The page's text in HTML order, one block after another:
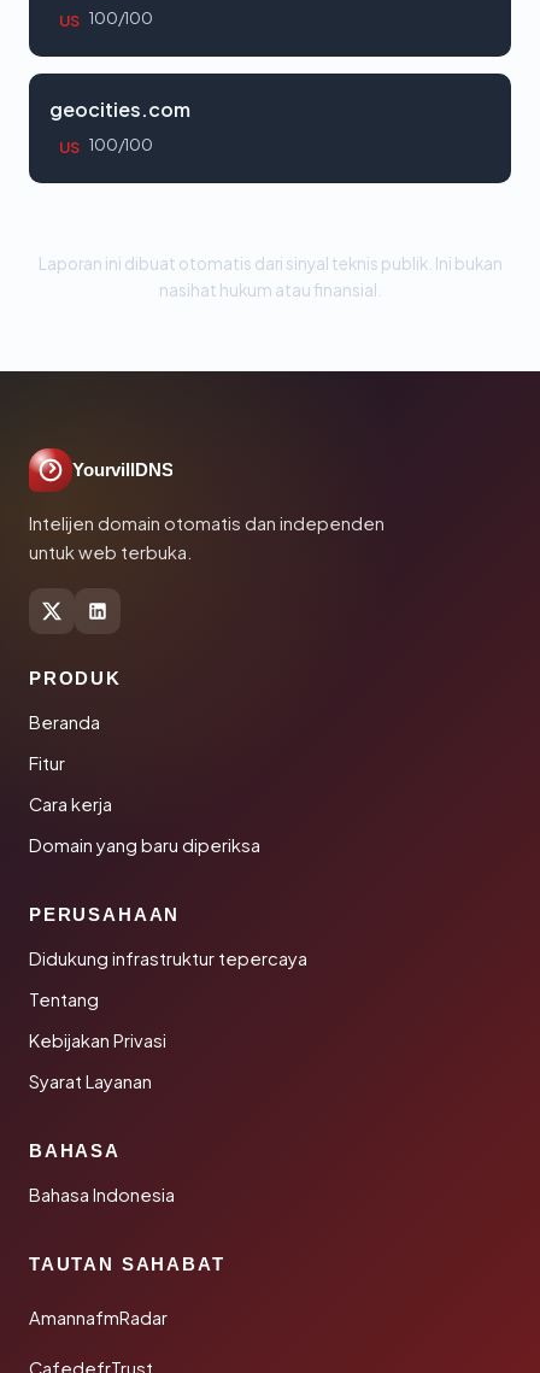
US 100/100
geocities.com
US 100/100
Laporan ini dibuat otomatis dari sinyal teknis publik. Ini bukan
nasihat hukum atau finansial.
YourvillDNS
Intelijen domain otomatis dan independen
untuk web terbuka.
PRODUK
Beranda
Fitur
Cara kerja
Domain yang baru diperiksa
PERUSAHAAN
Didukung infrastruktur tepercaya
Tentang
Kebijakan Privasi
Syarat Layanan
BAHASA
Bahasa Indonesia
TAUTAN SAHABAT
AmannafmRadar
CafedefrTrust